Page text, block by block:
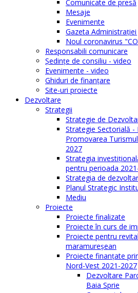
Comunicate de presă
Mesaje
Evenimente
Gazeta Administraţiei
Noul coronavirus
Responsabili comunicare
Şedinţe de consiliu - video
Evenimente - video
Ghiduri de finanţare
Site-uri proiecte
Dezvoltare
Strategii
Strategie de
Strategie Sectorială -
Promovarea
2027
Strategia
pentru perioada
Strategia de
Planul Strategic
Mediu
Proiecte
Proiecte finalizate
Proiecte în curs de
Proiecte pentru
maramureşean
Proiecte finanțate
Nord-Vest 2021-2027
Dezvoltare
Baia Sprie